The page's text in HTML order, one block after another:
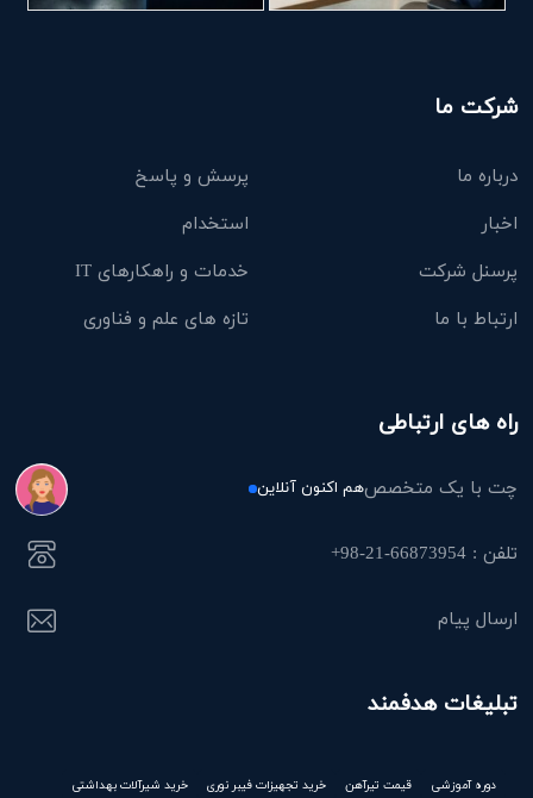
شرکت ما
درباره ما
پرسش و پاسخ
اخبار
استخدام
پرسنل شرکت
خدمات و راهکارهای IT
ارتباط با ما
تازه های علم و فناوری
راه های ارتباطی
چت با یک متخصصهم اکنون آنلاین
تلفن : 66873954-21-98+
ارسال پیام
تبلیغات هدفمند
دوره آموزشی قیمت تیرآهن خرید تجهیزات فیبر نوری خرید شیرآلات بهداشتی